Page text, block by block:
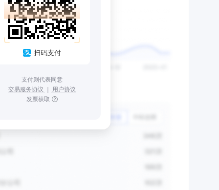
扫码支付
支付则代表同意
交易服务协议 ｜ 用户协议
发票获取